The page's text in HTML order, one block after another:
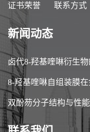
证书荣誉 联系方式
新闻动态
卤代8-羟基喹啉衍生
8-羟基喹啉自组装膜
双酚芴分子结构与性